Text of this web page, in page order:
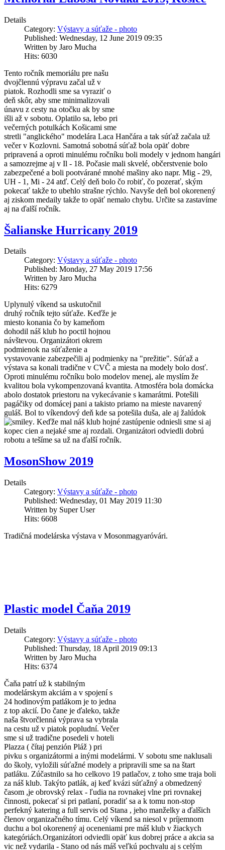
Details
Category: Výstavy a súťaže - photo
Published: Wednesday, 12 June 2019 09:35
Written by Jaro Mucha
Hits: 6030
Tento ročník memoriálu pre našu
dvojčlennú výpravu začal už v
piatok. Rozhodli sme sa vyraziť o
deň skôr, aby sme minimalizovali
únavu z cesty na otočku ak by sme
išli až v sobotu. Oplatilo sa, lebo pri
večerných potulkách Košicami sme
stretli "anglického" modelára Laca Hančára a tak súťaž začala už
večer v Kozlovni. Samotná sobotná súťaž bola opäť dobre
pripravená a oproti minulému ročníku boli modely v jednom hangári
a samozrejme aj v Il - 18. Počasie mali skvelé, občerstvenie bolo
zabezpečené a boli pootvárané mnohé mašiny ako napr. Mig - 29,
UH - 1, Mi - 24 atď. Celý deň bolo čo robiť, čo pozerať, ským
pokecať takže to ubehlo strašne rýchlo. Navyše deň bol okorenený
aj ziskom medaily takže to opäť nemalo chybu. Určite sa zastavíme
aj na ďalší ročník.
Šalianske Hurricany 2019
Details
Category: Výstavy a súťaže - photo
Published: Monday, 27 May 2019 17:56
Written by Jaro Mucha
Hits: 6279
Uplynulý víkend sa uskutočnil
druhý ročník tejto súťaže. Keďže je
miesto konania čo by kameňom
dohodil náš klub ho poctil hojnou
návštevou. Organizátori okrem
podmienok na súťaženie a
vystavovanie zabezpečili aj podmienky na "prežitie". Súťaž a
výstava sa konali tradične v CVČ a miesta na modely bolo dosť.
Oproti minulému ročníku bolo modelov menej, ale myslím že
kvalitou bola vykompenzovaná kvantita. Atmosféra bola domácka
abolo dostatok priestoru na vykecávanie s kamarátmi. Potešili
pagáčiky od domácej pani a takisto priamo na mieste navarený
guláš. Bol to víkendový deň kde sa potešila duša, ale aj žalúdok
. Keďže mal náš klub hojné zastúpenie odniesli sme si aj
kopec cien a nejaké sme aj rozdali. Organizátori odviedli dobrú
robotu a tešíme sa už na ďalší ročník.
MosonShow 2019
Details
Category: Výstavy a súťaže - photo
Published: Wednesday, 01 May 2019 11:30
Written by Super User
Hits: 6608
Tradičná modelárska výstava v Mosonmagyaróvári.
Plastic model Čaňa 2019
Details
Category: Výstavy a súťaže - photo
Published: Thursday, 18 April 2019 09:13
Written by Jaro Mucha
Hits: 6374
Čaňa patrí už k stabilným
modelárskym akciám a v spojení s
24 hodinovým patlákom je to jedna
z top akcií. Do čane je ďaleko, takže
naša štvorčlenná výprava sa vybrala
na cestu už v piatok popludní. Večer
sme si už tradične posedeli v hoteli
Plazza ( čítaj penzión Pláž ) pri
pivku s organizátormi a inými modelármi. V sobotu sme naklusali
do školy, vyložili súťažné modely a pripravili sme sa na štart
patláku. Zúčastnilo sa ho celkovo 19 patlačov, z toho sme traja boli
za náš klub. Takýto patlák, aj keď kvázi súťažný a obmedzený
časom ,je obrovský relax - ľudia na rovnakej vlne pri rovnakej
činnosti, pokecať si pri patlaní, poradiť sa a k tomu non-stop
perfekný katering a full servis od Stana , jeho manželky a ďalšich
členov organizačného tímu. Celý víkend sa niesol v príjemnom
duchu a bol okorenený aj oceneniami pre máš klub v žiackych
kategóriách.Organizátori odviedli opäť kus dobrej práce a akcia sa
vic než vydarila - Stano od nás máš veľkú pochvalu aj s celým